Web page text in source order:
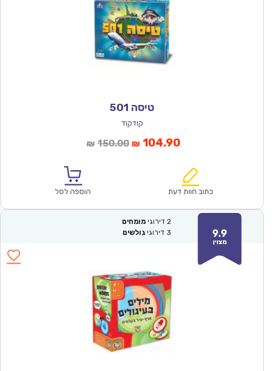
טיסה 501
קודקוד
₪ 150.00המחיר
₪150.00.
₪ 104.90המחיר
הוא:
כתוב חוות דעת הוספה לסל
9.9
מצוין
2 דירוגי מומחים
3 דירוגי גולשים